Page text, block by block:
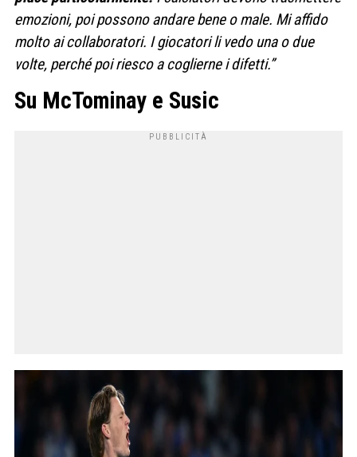
emozioni, poi possono andare bene o male. Mi affido
molto ai collaboratori. I giocatori li vedo una o due
volte, perché poi riesco a coglierne i difetti.”
Su McTominay e Susic